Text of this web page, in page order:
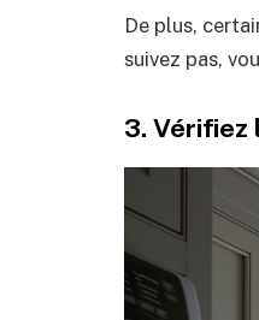
De plus,
suivez pas,
3. Vérifiez